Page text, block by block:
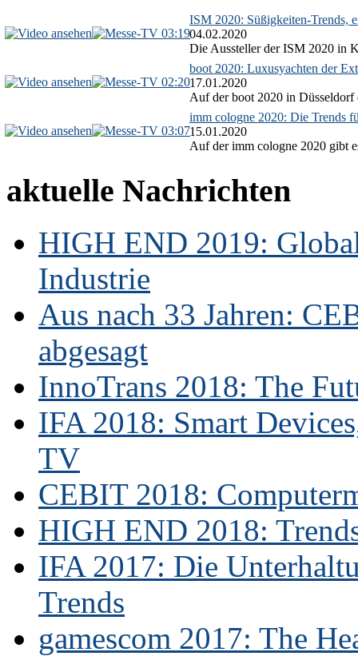
03:19
ISM 2020: Süßigkeiten-Trends,
04.02.2020
Die Aussteller der ISM 2020 in
02:20
boot 2020: Luxusyachten der
17.01.2020
Auf der boot 2020 in Düsseldorf
03:07
imm cologne 2020: Die Trends
15.01.2020
Auf der imm cologne 2020 gibt
aktuelle Nachrichten
HIGH END 2019:
Industrie
Aus nach 33 Jahren:
abgesagt
InnoTrans 2018: The
IFA 2018: Smart
TV
CEBIT 2018:
HIGH END 2018:
IFA 2017: Die
Trends
gamescom 2017: The